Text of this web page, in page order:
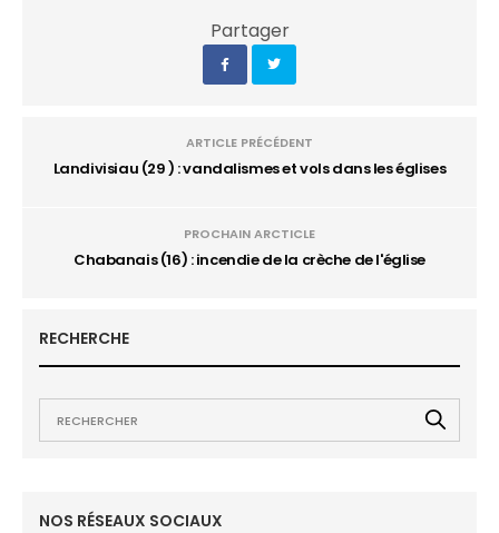
Partager
ARTICLE PRÉCÉDENT
Landivisiau (29 ) : vandalismes et vols dans les églises
PROCHAIN ARCTICLE
Chabanais (16) : incendie de la crèche de l'église
RECHERCHE
NOS RÉSEAUX SOCIAUX